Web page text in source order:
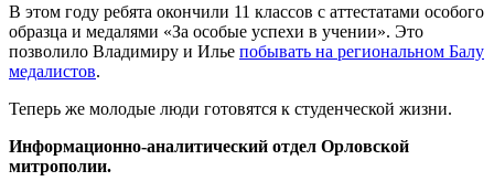
В этом году ребята окончили 11 классов с аттестатами особого
образца и медалями «За особые успехи в учении». Это
позволило Владимиру и Илье побывать на региональном Балу
медалистов.
Теперь же молодые люди готовятся к студенческой жизни.
Информационно-аналитический отдел Орловской
митрополии.